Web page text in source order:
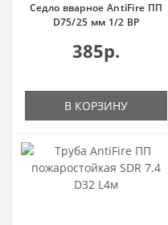
Седло вварное AntiFire ПП
D75/25 мм 1/2 ВР
385р.
В КОРЗИНУ